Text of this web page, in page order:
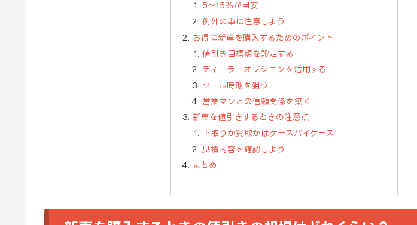
5〜15％が目安
例外の車に注意しよう
お得に新車を購入するためのポイント
値引き目標額を設定する
ディーラーオプションを活用する
セール時期を狙う
営業マンとの信頼関係を築く
新車を値引きするときの注意点
下取りか買取かはケースバイケース
見積内容を確認しよう
まとめ